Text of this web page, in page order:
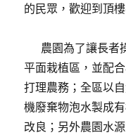
的民眾，歡迎到頂
農園為了讓長者
平面栽植區，並配
打理農務；全區以
機廢棄物泡水製成
改良；另外農園水